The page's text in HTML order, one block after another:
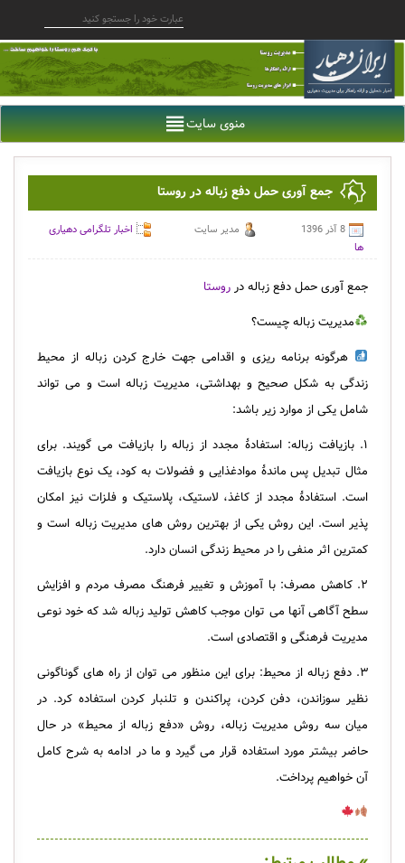
منوی سایت
جمع آوری حمل دفع زباله در روستا
8 آذر 1396 مدیر سایت
اخبار تلگرامی دهیاری
ها
جمع آوری حمل دفع زباله در روستا
مدیریت زباله چیست؟
هرگونه برنامه ریزی و اقدامی جهت خارج کردن زباله از محیط
زندگی به شکل صحیح و بهداشتی، مدیریت زباله است و می تواند
شامل یکی از موارد زیر باشد:
۱. بازیافت زباله: استفادهٔ مجدد از زباله را بازیافت می گویند. برای
مثال تبدیل پس ماندهٔ موادغذایی و فضولات به کود، یک نوع بازیافت
است. استفادهٔ مجدد از کاغذ، لاستیک، پلاستیک و فلزات نیز امکان
پذیر است. این روش یکی از بهترین روش های مدیریت زباله است و
کمترین اثر منفی را در محیط زندگی انسان دارد.
۲. کاهش مصرف: با آموزش و تغییر فرهنگ مصرف مردم و افزایش
سطح آگاهی آنها می توان موجب کاهش تولید زباله شد که خود نوعی
مدیریت فرهنگی و اقتصادی است.
۳. دفع زباله از محیط: برای این منظور می توان از راه های گوناگونی
نظیر سوزاندن، دفن کردن، پراکندن و تلنبار کردن استفاده کرد. در
میان سه روش مدیریت زباله، روش «دفع زباله از محیط» در حال
حاضر بیشتر مورد استفاده قرار می گیرد و ما در ادامه به شرح کامل
آن خواهیم پرداخت.